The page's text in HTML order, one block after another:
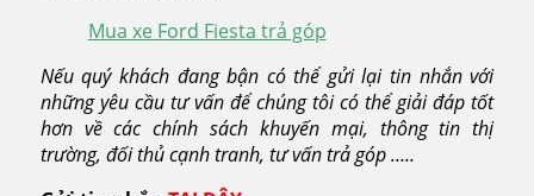
Mua xe Ford Fiesta trả góp
Nếu quý khách đang bận có thể gửi lại tin nhắn với
những yêu cầu tư vấn để chúng tôi có thể giải đáp tốt
hơn về các chính sách khuyến mại, thông tin thị
trường, đối thủ cạnh tranh, tư vấn trả góp …..